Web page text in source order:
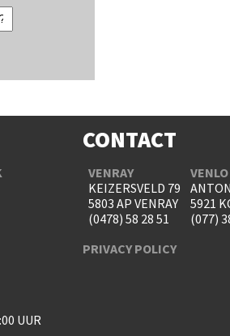
UUR
CONTACT
VENRAY
KEIZERSVELD 79
5803 AP VENRAY
(0478) 58 28 51
VENLO
5921
(077)
PRIVACY POLICY